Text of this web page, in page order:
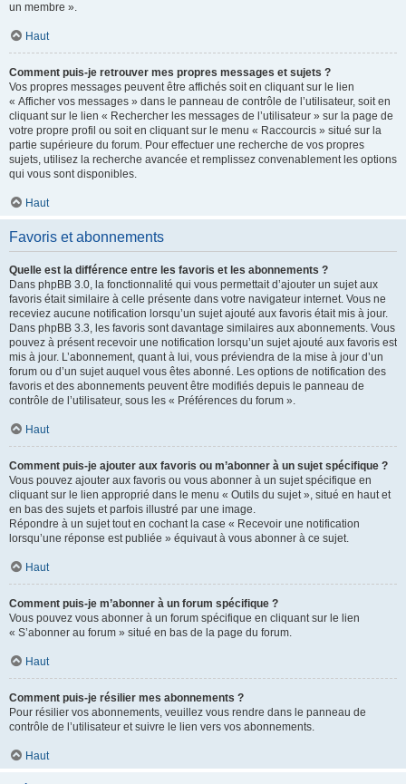
un membre ».
Haut
Comment puis-je retrouver mes propres messages et sujets ?
Vos propres messages peuvent être affichés soit en cliquant sur le lien
« Afficher vos messages » dans le panneau de contrôle de l’utilisateur, soit en
cliquant sur le lien « Rechercher les messages de l’utilisateur » sur la page de
votre propre profil ou soit en cliquant sur le menu « Raccourcis » situé sur la
partie supérieure du forum. Pour effectuer une recherche de vos propres
sujets, utilisez la recherche avancée et remplissez convenablement les options
qui vous sont disponibles.
Haut
Favoris et abonnements
Quelle est la différence entre les favoris et les abonnements ?
Dans phpBB 3.0, la fonctionnalité qui vous permettait d’ajouter un sujet aux
favoris était similaire à celle présente dans votre navigateur internet. Vous ne
receviez aucune notification lorsqu’un sujet ajouté aux favoris était mis à jour.
Dans phpBB 3.3, les favoris sont davantage similaires aux abonnements. Vous
pouvez à présent recevoir une notification lorsqu’un sujet ajouté aux favoris est
mis à jour. L’abonnement, quant à lui, vous préviendra de la mise à jour d’un
forum ou d’un sujet auquel vous êtes abonné. Les options de notification des
favoris et des abonnements peuvent être modifiés depuis le panneau de
contrôle de l’utilisateur, sous les « Préférences du forum ».
Haut
Comment puis-je ajouter aux favoris ou m’abonner à un sujet spécifique ?
Vous pouvez ajouter aux favoris ou vous abonner à un sujet spécifique en
cliquant sur le lien approprié dans le menu « Outils du sujet », situé en haut et
en bas des sujets et parfois illustré par une image.
Répondre à un sujet tout en cochant la case « Recevoir une notification
lorsqu’une réponse est publiée » équivaut à vous abonner à ce sujet.
Haut
Comment puis-je m’abonner à un forum spécifique ?
Vous pouvez vous abonner à un forum spécifique en cliquant sur le lien
« S’abonner au forum » situé en bas de la page du forum.
Haut
Comment puis-je résilier mes abonnements ?
Pour résilier vos abonnements, veuillez vous rendre dans le panneau de
contrôle de l’utilisateur et suivre le lien vers vos abonnements.
Haut